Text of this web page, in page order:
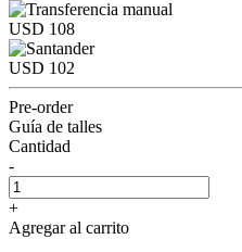
USD 108
USD 102
Pre-order
Guía de talles
Cantidad
-
+
Agregar al carrito